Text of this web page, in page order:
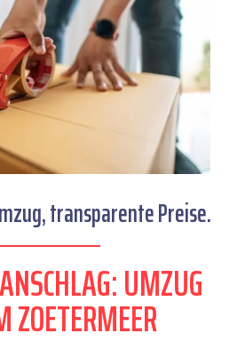
transparente Preise.
UMZUG
ZOETERMEER